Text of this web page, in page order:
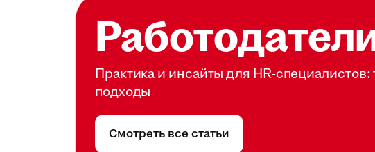
Практика и инсайты для HR-
подходы
Смотреть все статьи